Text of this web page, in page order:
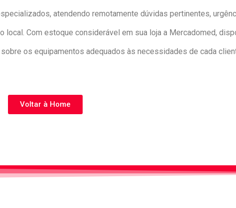
atendendo remotamente dúvidas pertinentes,
local. Com estoque considerável em sua loja a Mercadomed,
os equipamentos adequados às necessidades de cada
Voltar à Home